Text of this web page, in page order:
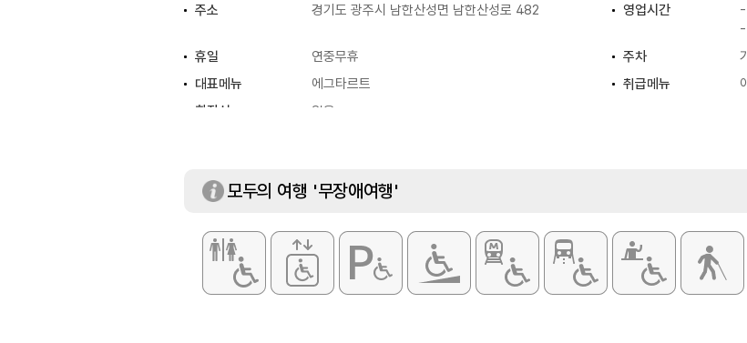
주소
경기도 광주시 남한산성면 남한산성로 482 영업시간
휴일
연중무휴 주차
대표메뉴
에그타르트 취급메뉴
화장실
있음
모두의 여행 '무장애여행'